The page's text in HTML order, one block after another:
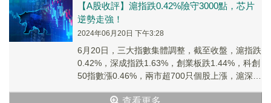
【A股收評】滬指跌0.42%險守3000點，芯片
逆勢走強！
2024年06月20日 下午3:28
6月20日，三大指數集體調整，截至收盤，滬指跌
0.42%，深成指跌1.63%，創業板跌1.44%，科創
50指數漲0.46%，兩市超700只個股上漲，滬深兩
查看更多